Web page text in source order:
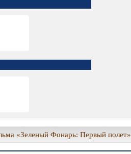
«Зеленый Фонарь: Первый полет»